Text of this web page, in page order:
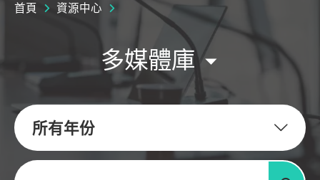
首頁 資源中心
多媒體庫
所有年份
關鍵字